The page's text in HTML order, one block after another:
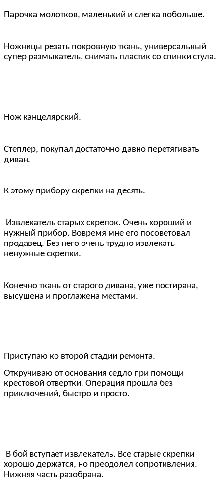
Парочка молотков, маленький и слегка побольше.
Ножницы резать покровную ткань, универсальный
супер размыкатель, снимать пластик со спинки стула.
Нож канцелярский.
Степлер, покупал достаточно давно перетягивать
диван.
К этому прибору скрепки на десять.
Извлекатель старых скрепок. Очень хороший и
нужный прибор. Вовремя мне его посоветовал
продавец. Без него очень трудно извлекать
ненужные скрепки.
Конечно ткань от старого дивана, уже постирана,
высушена и проглажена местами.
Приступаю ко второй стадии ремонта.
Откручиваю от основания седло при помощи
крестовой отвертки. Операция прошла без
приключений, быстро и просто.
В бой вступает извлекатель. Все старые скрепки
хорошо держатся, но преодолел сопротивления.
Нижняя часть разобрана.